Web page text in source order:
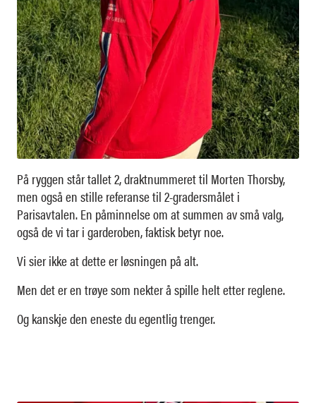
På ryggen står tallet 2, draktnummeret til Morten Thorsby,
men også en stille referanse til 2-gradersmålet i
Parisavtalen. En påminnelse om at summen av små valg,
også de vi tar i garderoben, faktisk betyr noe.
Vi sier ikke at dette er løsningen på alt.
Men det er en trøye som nekter å spille helt etter reglene.
Og kanskje den eneste du egentlig trenger.